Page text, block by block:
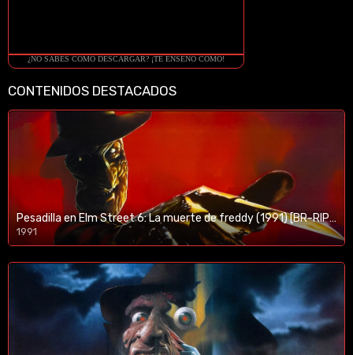
¿NO SABES COMO DESCARGAR? ¡TE ENSEÑO COMO!
CONTENIDOS DESTACADOS
Pesadilla en Elm Street 6: La muerte de freddy (1991) [BR-RIP] [HD-1080p]
1991